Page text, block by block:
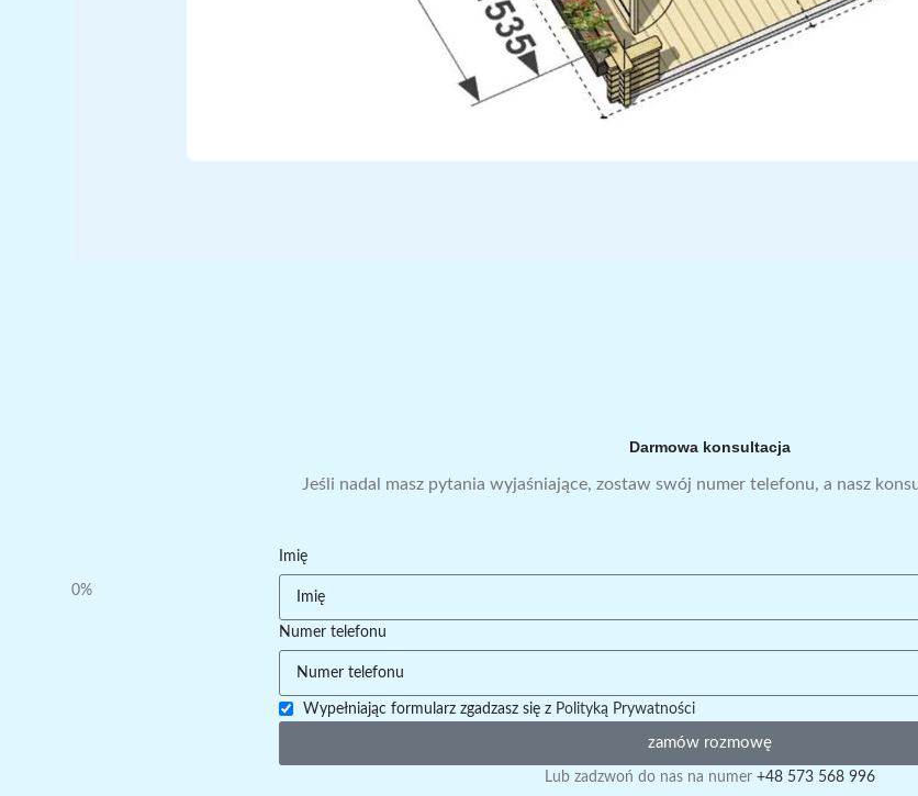
0%
Darmowa konsultacja
Jeśli nadal masz pytania wyjaśniające, zostaw swój numer telefonu, a nasz
Imię
Numer telefonu
Wypełniając formularz zgadzasz się z Polityką Prywatności
zamów rozmowę
Lub zadzwoń do nas na numer +48 573 568 996